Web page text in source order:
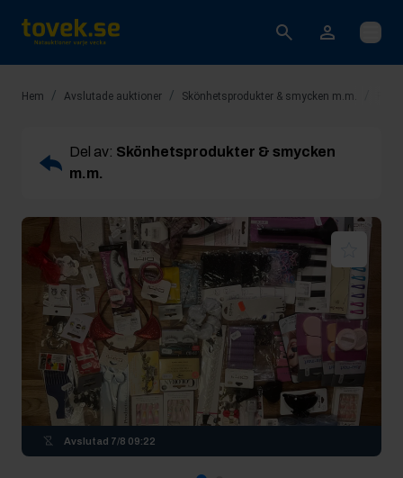
Öppna
Hem / Avslutade auktioner / Skönhetsprodukter & smycken m.m.
Del av: Skönhetsprodukter & smycken
m.m.
Avslutad 7/8 09:22